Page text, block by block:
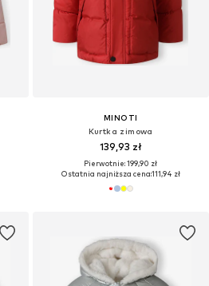
MINOTI
Kurtka zimowa
139,93 zł
Pierwotnie: 199,90 zł
Ostatnia najniższa cena:111,94 zł